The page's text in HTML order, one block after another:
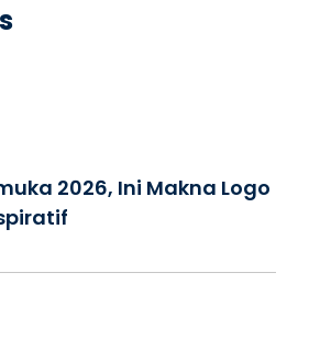
2026, Ini Makna Logo